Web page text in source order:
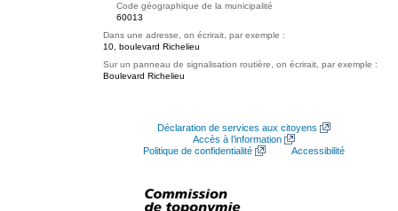
Code géographique de la municipalité
60013
Dans une adresse, on écrirait, par exemple :
10, boulevard Richelieu
Sur un panneau de signalisation routière, on écrirait, par exemple :
Boulevard Richelieu
Déclaration de services aux citoyens
Accès à l’information
Politique de confidentialité
Accessibilité